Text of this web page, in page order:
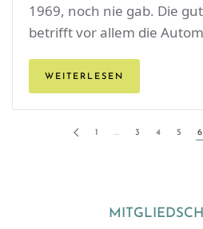
1969, noch nie gab. Die
betrifft vor allem die
WEITERLESEN
1 … 3 4 5 6